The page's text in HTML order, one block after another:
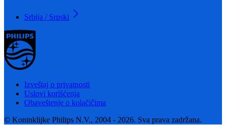
Srbija / Srpski
Izveštaj o privatnosti
Uslovi korišćenja
Obaveštenje o kolačičima
© Koninklijke Philips N.V., 2004 - 2026. Sva prava zadržana.